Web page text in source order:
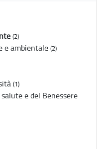
(2)
e ambientale (2)
(1)
e del Benessere